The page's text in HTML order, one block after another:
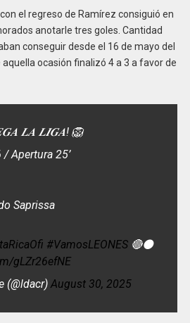
el regreso de Ramírez consiguió en
anotarle tres goles. Cantidad
conseguir desde el 16 de mayo del
ocasión finalizó 4 a 3 a favor de
𝑳𝑨 𝑳𝑰𝑮𝑨! 🦁
Apertura 25’
Saprissa
#VamosLEONES🔴⚫️
gLZr26efNE
(@ldacr) August 30, 2025